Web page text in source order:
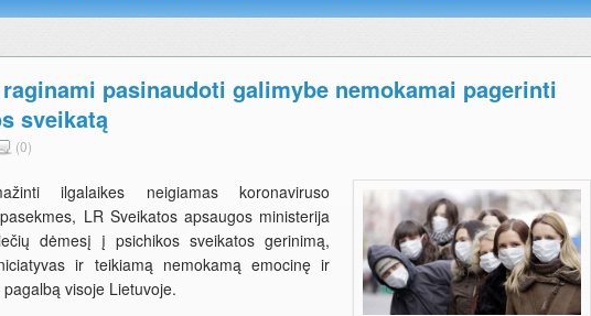
pasinaudoti galimybe nemokamai pagerinti
sveikatą
(0)
ilgalaikes neigiamas koronaviruso
LR Sveikatos apsaugos ministerija
dėmesį į psichikos sveikatos gerinimą,
ir teikiamą nemokamą emocinę ir
visoje Lietuvoje.